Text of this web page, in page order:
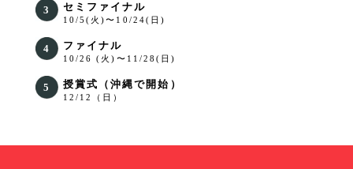
セミファイナル
10/5(火)〜10/24(日)
ファイナル
10/26 (火)〜11/28(日)
授賞式（沖縄で開始）
12/12（日）